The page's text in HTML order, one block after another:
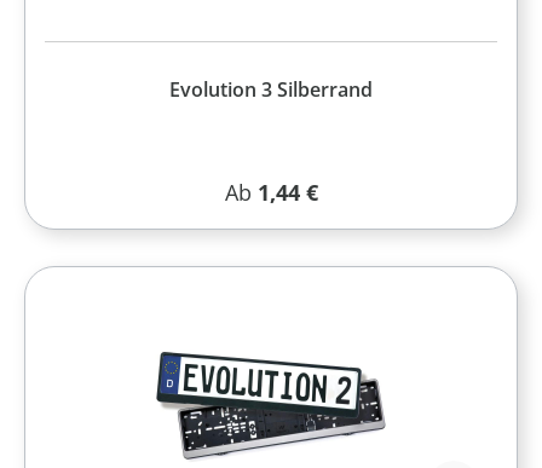
Evolution 3 Silberrand
Regulärer Preis:
Ab 1,44 €